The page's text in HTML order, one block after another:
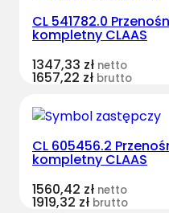
CL 541782.0
kompletny CLAAS
1347,33 zł netto
1657,22 zł brutto
CL 605456.2
kompletny CLAAS
1560,42 zł netto
1919,32 zł brutto